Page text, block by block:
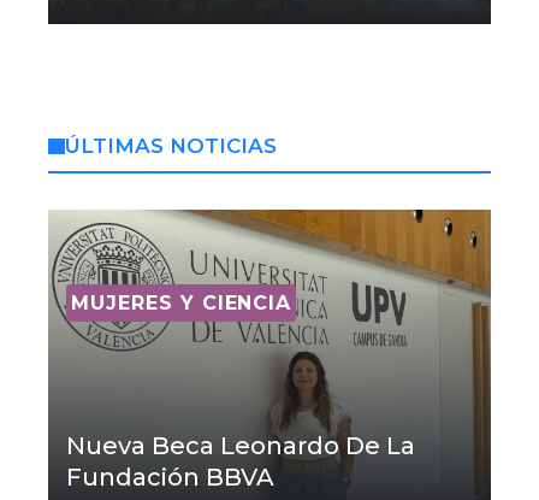
ÚLTIMAS NOTICIAS
MUJERES Y CIENCIA
Nueva Beca Leonardo De La
Fundación BBVA